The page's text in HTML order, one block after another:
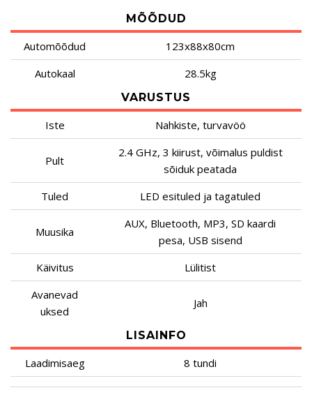
MÕÕDUD
Automõõdud
123x88x80cm
Autokaal
28.5kg
VARUSTUS
Iste Nahkiste, turvavöö
Pult
2.4 GHz, 3 kiirust, võimalus puldist
sõiduk peatada
Tuled
LED esituled ja tagatuled
Muusika
AUX, Bluetooth, MP3, SD kaardi
pesa, USB sisend
Käivitus
Lülitist
Avanevad
uksed
Jah
LISAINFO
Laadimisaeg 8 tundi